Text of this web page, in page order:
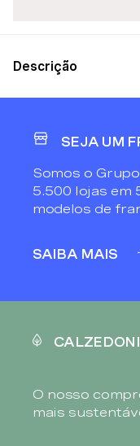
Descrição
SEJA UM
Somos o
5.500 lojas em
modelos de
SAIBA MAIS
O nosso
mais